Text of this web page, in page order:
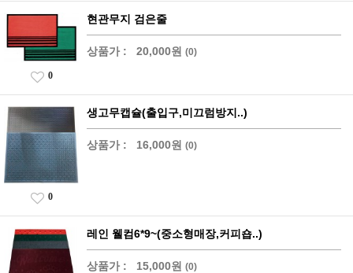
현관무지 검은줄
상품가 : 20,000원 (0)
0
생고무캡슐(출입구,미끄럼방지..)
상품가 : 16,000원 (0)
0
레인 웰컴6*9~(중소형매장,커피숍..)
상품가 : 15,000원 (0)